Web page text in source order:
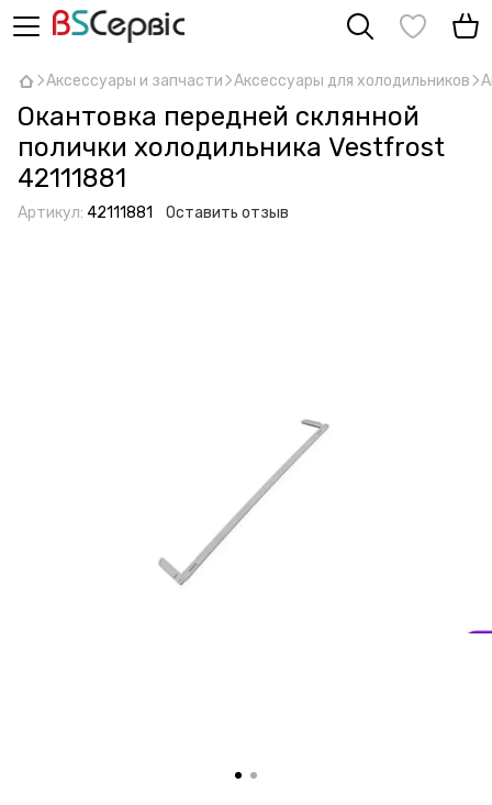
Аксессуары и запчасти Аксессуары для холодильников
Окантовка передней склянной
полички холодильника Vestfrost
42111881
Артикул: 42111881 Оставить отзыв